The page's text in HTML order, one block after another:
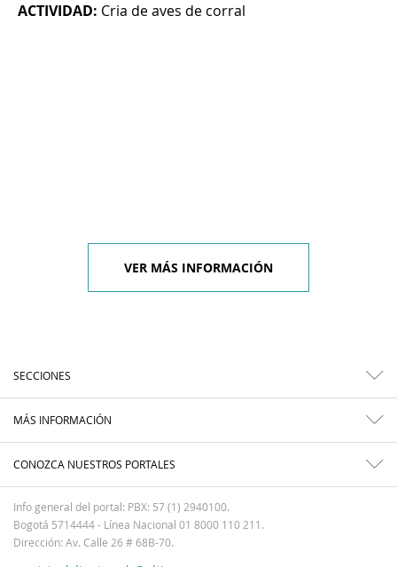
ACTIVIDAD: Cria de aves de corral
VER MÁS INFORMACIÓN
SECCIONES
MÁS INFORMACIÓN
CONOZCA NUESTROS PORTALES
Info general del portal: PBX: 57 (1) 2940100.
Bogotá 5714444 - Línea Nacional 01 8000 110 211.
Dirección: Av. Calle 26 # 68B-70.